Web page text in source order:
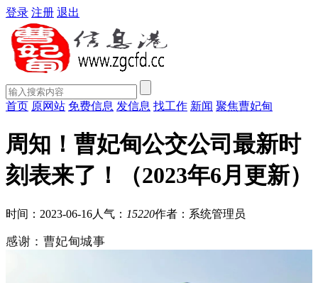
登录 注册 退出
首页 原网站 免费信息 发信息 找工作 新闻 聚焦曹妃甸
周知！曹妃甸公交公司最新时
刻表来了！（2023年6月更新）
时间：2023-06-16人气： 15220作者：系统管理员
感谢：曹妃甸城事